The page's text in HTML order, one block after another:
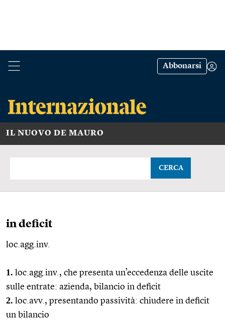
Abbonarsi
IL NUOVO DE MAURO
CERCA
in deficit
loc.agg.inv.
1. loc.agg. inv., che presenta un’eccedenza delle uscite
sulle entrate: azienda, bilancio in deficit
2. loc.avv. , presentando passività: chiudere in deficit
un bilancio